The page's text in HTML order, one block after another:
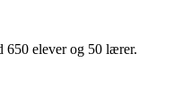
650 elever og 50 lærer.